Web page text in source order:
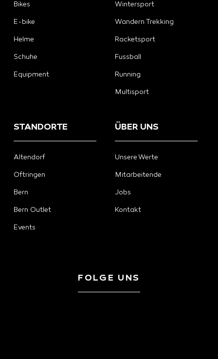
Bikes
E-bike
Helme
Schuhe
Equipment
Wintersport
Wandern Trekking
Racketsport
Fussball
Running
Multisport
STANDORTE
Altendorf
Oftringen
Bern
Bern Outlet
Events
ÜBER UNS
Unsere Werte
Mitarbeitende
Jobs
Kontakt
FOLGE UNS